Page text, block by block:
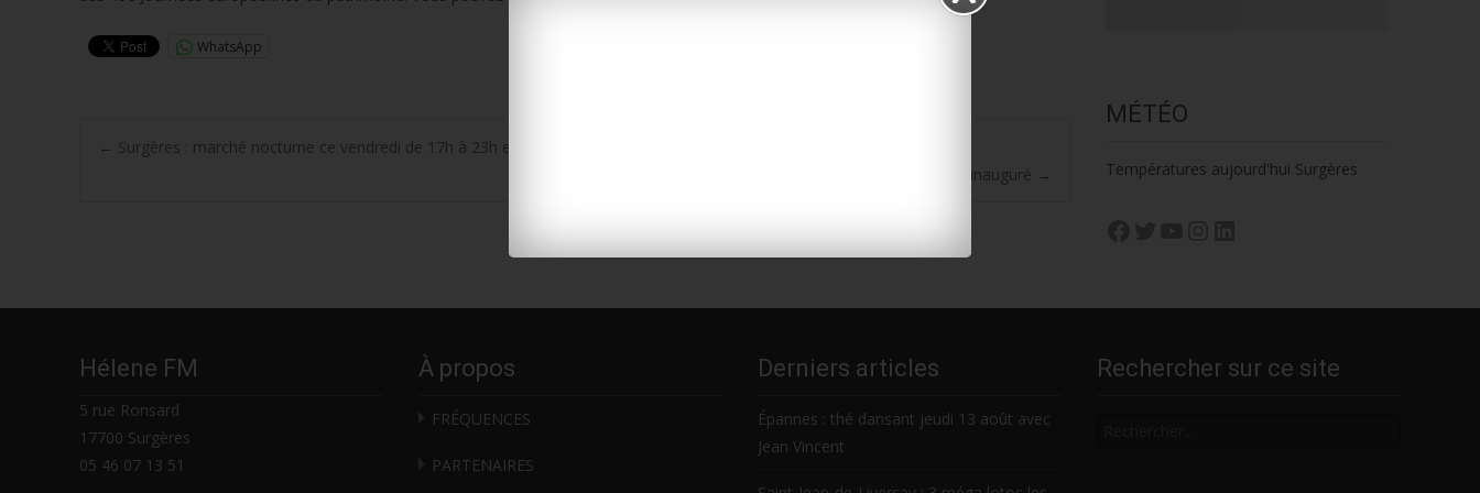
WhatsApp
Post
← Surgères : marché nocturne ce vendredi de 17h à 23h en centre-ville
Port-des-Barques : le belvédère du fort de l’île Madame inauguré →
MÉTÉO
Températures aujourd'hui Surgères
Hélene FM
5 rue Ronsard
17700 Surgères
05 46 07 13 51
À propos
FRÉQUENCES
PARTENAIRES
Derniers articles
Épannes : thé dansant jeudi 13 août avec
Jean Vincent
Rechercher sur ce site